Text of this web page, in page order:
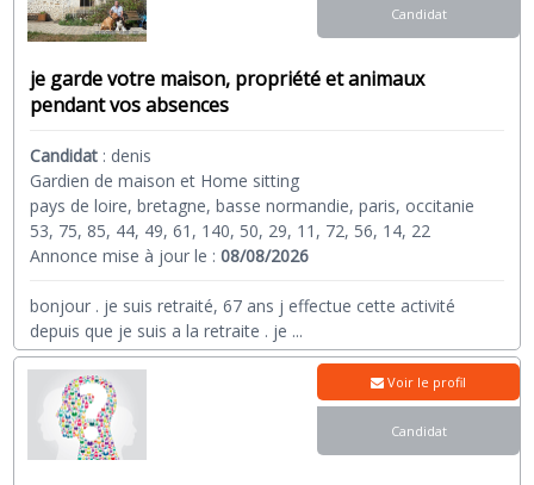
je garde votre maison, propriété et animaux
pendant vos absences
Candidat : denis
Gardien de maison et Home sitting
pays de loire, bretagne, basse normandie, paris, occitanie
53, 75, 85, 44, 49, 61, 140, 50, 29, 11, 72, 56, 14, 22
Annonce mise à jour le :08/08/2026
bonjour . je suis retraité, 67 ans j effectue cette activité
depuis que je suis a la retraite . je ...
Candidat
Voir le profil
Candidat